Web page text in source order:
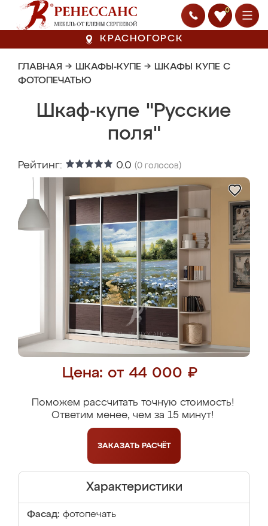
0
КРАСНОГОРСК
ГЛАВНАЯ → ШКАФЫ-КУПЕ → ШКАФЫ КУПЕ С
ФОТОПЕЧАТЬЮ
Шкаф-купе "Русские
поля"
Рейтинг: 0.0 (0 голосов)
Цена: от 44 000 ₽
Поможем рассчитать точную стоимость!
Ответим менее, чем за 15 минут!
ЗАКАЗАТЬ РАСЧЁТ
Характеристики
Фасад: фотопечать